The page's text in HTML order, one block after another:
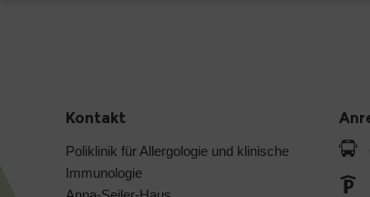
Kontakt
Poliklinik für Allergologie und klinische
Immunologie